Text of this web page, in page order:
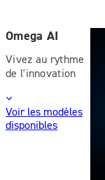
Omega AI
Vivez au rythme
de l'innovation
Voir les modèles
disponibles